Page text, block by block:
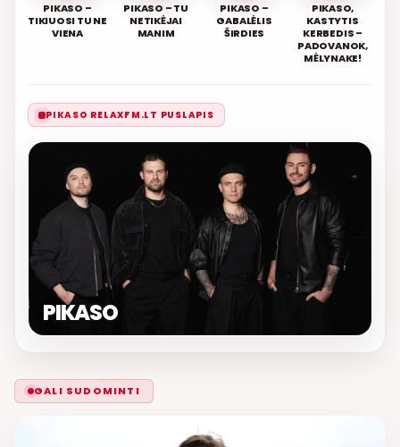
PIKASO –
TIKIUOSI TU NE
VIENA
PIKASO – TU
NETIKĖJAI
MANIM
PIKASO –
GABALĖLIS
ŠIRDIES
PIKASO,
KASTYTIS
KERBEDIS –
PADOVANOK,
MĖLYNAKE!
PIKASO RELAXFM.LT PUSLAPIS
PIKASO
GALI SUDOMINTI